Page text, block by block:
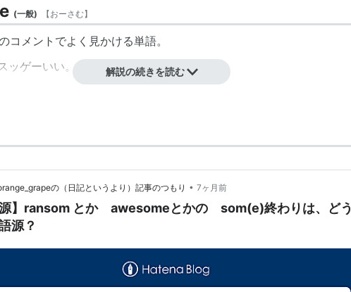
(一般) 【おーさむ】
コメントでよく見かける単語。
ッゲーいい。」「素晴らしい。」
解説の続きを読む
の（日記というより）記事のつもり • 7ヶ月前
源】ransom とか awesomeとかの som(e)終わりは、どう
源？